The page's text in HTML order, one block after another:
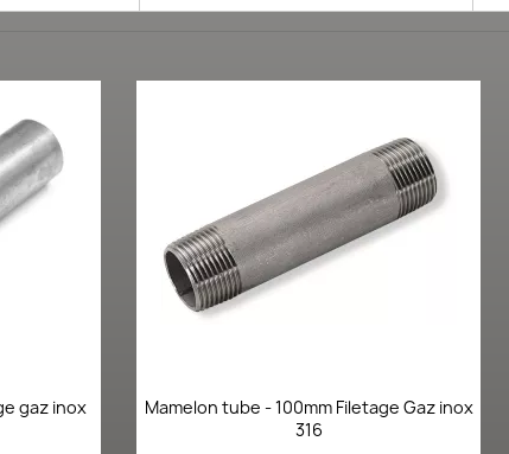
gaz inox
Aperçu rapide
Mamelon tube - 100mm Filetage Gaz inox
316